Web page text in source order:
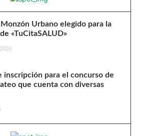
Urbano elegido para la
«TuCitaSALUD»
inscripción para el concurso de
que cuenta con diversas